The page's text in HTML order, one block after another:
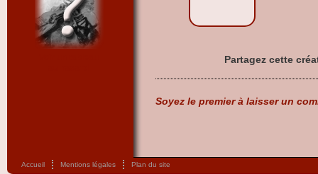
Partagez cette
Soyez le premier à laisser un
Accueil Mentions légales Plan du site